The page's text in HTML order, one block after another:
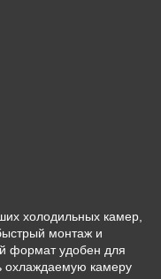
холодильных камер,
монтаж и
формат удобен для
охлаждаемую камеру